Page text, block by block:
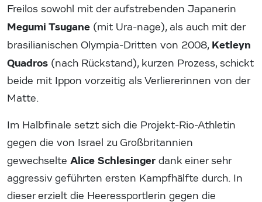
Freilos sowohl mit der aufstrebenden Japanerin
Megumi Tsugane (mit Ura-nage), als auch mit der
brasilianischen Olympia-Dritten von 2008, Ketleyn
Quadros (nach Rückstand), kurzen Prozess, schickt
beide mit Ippon vorzeitig als Verliererinnen von der
Matte.
Im Halbfinale setzt sich die Projekt-Rio-Athletin
gegen die von Israel zu Großbritannien
gewechselte Alice Schlesinger dank einer sehr
aggressiv geführten ersten Kampfhälfte durch. In
dieser erzielt die Heeressportlerin gegen die